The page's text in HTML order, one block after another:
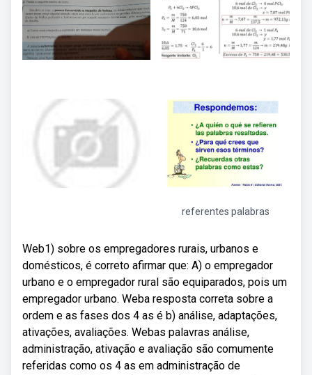
referentes palabras
Web1) sobre os empregadores rurais, urbanos e
domésticos, é correto afirmar que: A) o empregador
urbano e o empregador rural são equiparados, pois um
empregador urbano. Weba resposta correta sobre a
ordem e as fases dos 4 as é b) análise, adaptações,
ativações, avaliações. Webas palavras análise,
administração, ativação e avaliação são comumente
referidas como os 4 as em administração de